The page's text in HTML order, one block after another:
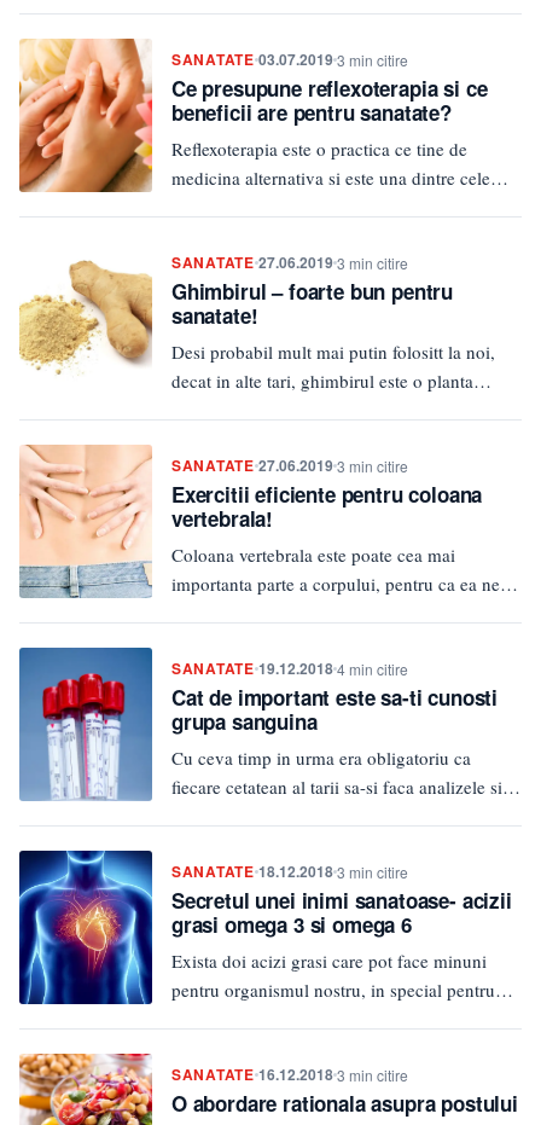
SANATATE 03.07.20193 min citire
Ce presupune reflexoterapia si ce
beneficii are pentru sanatate?
Reflexoterapia este o practica ce tine de
medicina alternativa si este una dintre cele
SANATATE 27.06.20193 min citire
Ghimbirul – foarte bun pentru
sanatate!
Desi probabil mult mai putin folositt la noi,
decat in alte tari, ghimbirul este o planta
SANATATE 27.06.20193 min citire
Exercitii eficiente pentru coloana
vertebrala!
Coloana vertebrala este poate cea mai
importanta parte a corpului, pentru ca ea ne
SANATATE 19.12.20184 min citire
Cat de important este sa-ti cunosti
grupa sanguina
Cu ceva timp in urma era obligatoriu ca
fiecare cetatean al tarii sa-si faca analizele si
SANATATE 18.12.20183 min citire
Secretul unei inimi sanatoase- acizii
grasi omega 3 si omega 6
Exista doi acizi grasi care pot face minuni
pentru organismul nostru, in special pentru
SANATATE 16.12.20183 min citire
O abordare rationala asupra postului